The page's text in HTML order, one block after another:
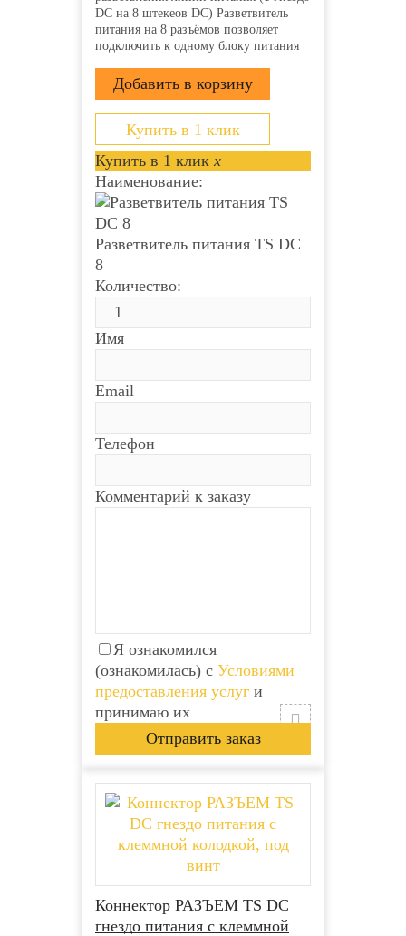
DC на 8 штекеов DC) Разветвитель
питания на 8 разъёмов позволяет
подключить к одному блоку питания
Вход: Гнездо питания DC типа «мама»
(внутренний контакт 2.1 мм) Выход: 8
штекеров питания DC...
Купить в 1 клик
Купить в 1 клик x
Наименование:
Разветвитель питания TS DC
8
Количество:
Имя
Email
Телефон
Комментарий к заказу
Я ознакомился
(ознакомилась) с Условиями
предоставления услуг и
принимаю их
Коннектор РАЗЪЕМ TS DC
гнездо питания с клеммной